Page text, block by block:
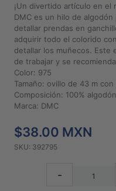
Aviso De
Privacidad
Políticas
Compra
Diseños
¡Un divertido artículo en
DMC es un hilo de
detallar prendas en
adquirir todo el colorido
detallar los muñecos. Este
de trabajar y se
Color: 975
Tamaño: ovillo de 43 m con
Composición: 100% algodón
Marca: DMC
$38.00 MXN
SKU: 392795
-